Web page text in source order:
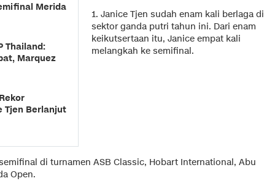
Merida
Thailand:
Marquez
Tjen Berlanjut
1. Janice Tjen sudah enam kali berlaga di
sektor ganda putri tahun ini. Dari enam
keikutsertaan itu, Janice empat kali
melangkah ke semifinal.
di turnamen ASB Classic, Hobart International, Abu
Open.